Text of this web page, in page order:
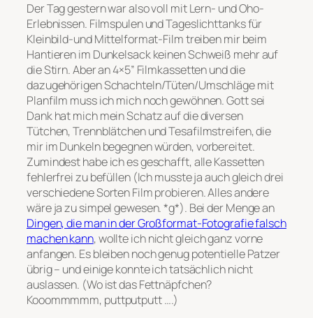
Der Tag gestern war also voll mit Lern- und Oho-
Erlebnissen. Filmspulen und Tageslichttanks für
Kleinbild-und Mittelformat-Film treiben mir beim
Hantieren im Dunkelsack keinen Schweiß mehr auf
die Stirn. Aber an 4×5” Filmkassetten und die
dazugehörigen Schachteln/Tüten/Umschläge mit
Planfilm muss ich mich noch gewöhnen. Gott sei
Dank hat mich mein Schatz auf die diversen
Tütchen, Trennblätchen und Tesafilmstreifen, die
mir im Dunkeln begegnen würden, vorbereitet.
Zumindest habe ich es geschafft, alle Kassetten
fehlerfrei zu befüllen (Ich musste ja auch gleich drei
verschiedene Sorten Film probieren. Alles andere
wäre ja zu simpel gewesen. *g*). Bei der Menge an
Dingen, die man in der Großformat-Fotografie falsch
machen kann, wollte ich nicht gleich ganz vorne
anfangen. Es bleiben noch genug potentielle Patzer
übrig – und einige konnte ich tatsächlich nicht
auslassen. (Wo ist das Fettnäpfchen?
Kooommmmm, puttputputt ….)